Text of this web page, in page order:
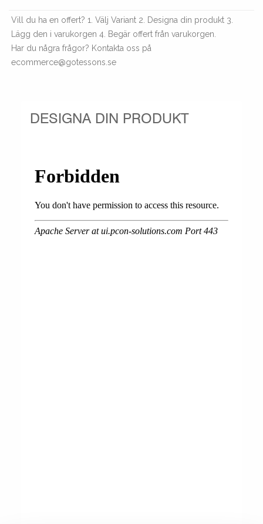
Vill du ha en offert? 1. Välj Variant 2. Designa din produkt 3.
Lägg den i varukorgen 4. Begär offert från varukorgen.
Har du några frågor? Kontakta oss på
ecommerce@gotessons.se
DESIGNA DIN PRODUKT